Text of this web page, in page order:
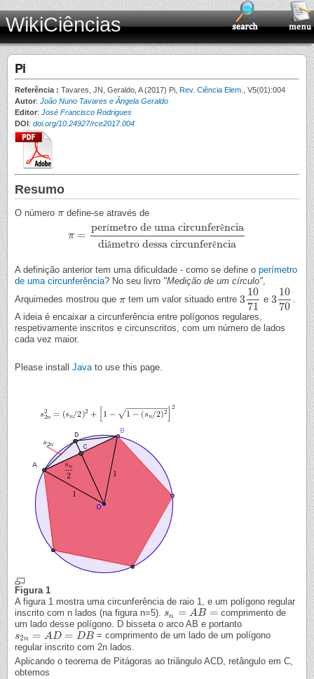
WikiCiências
Pi
Referência : Tavares, JN, Geraldo, A (2017) Pi, Rev. Ciência Elem.
, V5(01):004
Autor: João Nuno Tavares e Ângela Geraldo
Editor: José Francisco Rodrigues
DOI: doi.org/10.24927/rce2017.004
Resumo
O número π
π define-se através de
π =
perímetro de uma circunferência
diâmetro dessa circunferência
π=perímetro de uma circunferênciadiâmetro dessa
A definição anterior tem uma dificuldade - como se define o perímetro
de uma circunferência? No seu livro "Medição de um círculo",
Arquimedes mostrou que π
π tem um valor situado entre3
10
71
3 1071e3
10
70
3 1070.
A ideia é encaixar a circunferência entre polígonos regulares,
respetivamente inscritos e circunscritos, com um número de lados
cada vez maior.
Please install Java to use this page.
Figura 1
A figura 1 mostra uma circunferência de raio 1, e um polígono regular
inscrito com n lados (na figura n=5). sn = AB =
sn =AB=
comprimento de
um lado desse polígono. D bisseta o arco AB e portanto
s2n = A D = DB
s2n =A D=DB
= comprimento de um lado de um polígono
regular inscrito com 2n lados.
Aplicando o teorema de Pitágoras ao triângulo ACD, retângulo em C,
obtemos